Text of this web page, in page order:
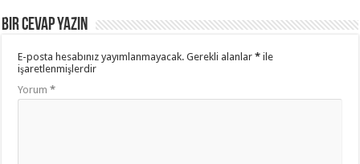
Bir cevap yazın
E-posta hesabınız yayımlanmayacak. Gerekli alanlar* ile
işaretlenmişlerdir
Yorum*